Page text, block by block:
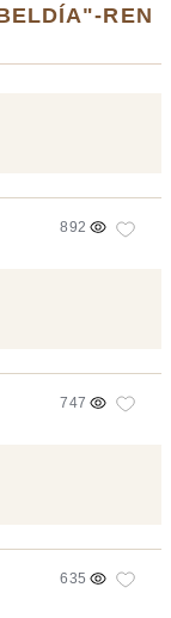
REN
892
747
635